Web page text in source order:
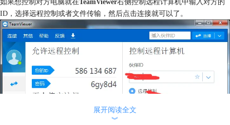
如果想控制对方电脑就在TeamViewer右侧控制远程计算机中输入对方的
ID，选择远程控制或者文件传输，然后点击连接就可以了。
展开阅读全文
︾